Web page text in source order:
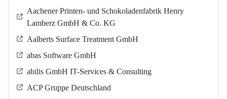
Aachener Printen- und Schokoladenfabrik Henry
Lamberz GmbH & Co. KG
Aalberts Surface Treatment GmbH
abas Software GmbH
abilis GmbH IT-Services & Consulting
ACP Gruppe Deutschland